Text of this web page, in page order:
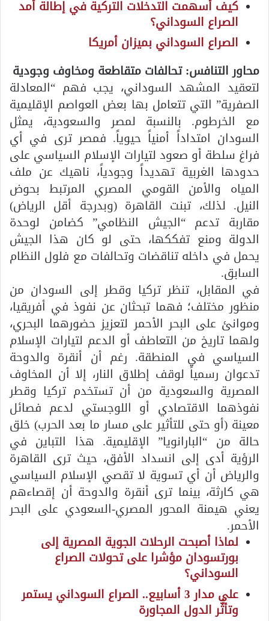
كيف أسهمت التدخلات التركية في إطالة أمد
الصراع السوداني؟
الصراع السوداني بميزان أمريكا
محاور التنافس: تحالفات متقاطعة ومخاوف وجودية
لتعقيد المشهد السوداني، يجب فهم “المعادلة
الصفرية” التي تتعامل بها بعض العواصم الإقليمية
مع الخرطوم. بالنسبة لمصر والسعودية، يمثل
السودان امتداداً أمنياً حيوياً. فمصر ترى في أي
فراغ سلطة أو صعود لتيارات الإسلام السياسي على
حدودها الغربية تهديداً وجودياً، ناهيك عن ملف
المياه والأمن القومي المصري المرتبط بحوض
النيل. لذلك، تبنت القاهرة (وبدرجة أقل الرياض)
مقاربة تدعم “الجيش النظامي” كضامن لوحدة
الدولة ومنع تفككها، حتى لو كان هذا الجيش
يحمل في داخله تناقضات وتحالفات مع فلول النظام
السابق.
في المقابل، تنظر تركيا وقطر إلى السودان من
منظور مختلف؛ فهما تبحثان عن نفوذ في أفريقيا،
وموانئ على البحر الأحمر لتعزيز حضورهما البحري،
ولهما تاريخ من التعاطف أو الدعم لتيارات الإسلام
السياسي في المنطقة. رغم أن أنقرة والدوحة
تدعوان رسمياً لوقف إطلاق النار، إلا أن المخاوف
المصرية والسعودية من أن تستخدم تركيا وقطر
نفوذهما الاقتصادي أو اللوجستي لدعم فصائل
معينة (أو حتى للتأثير على مسار ما بعد الحرب) خلق
حالة من “البارانويا” الإقليمية. هذا التباين في
الرؤية أدى إلى انسداد الأفق، حيث ترى القاهرة
والرياض أن أي تسوية لا تقصي الإسلام السياسي
هي كارثة، بينما ترى أنقرة والدوحة أن إقصاءهم
يعني هيمنة المحور المصري-السعودي على البحر
الأحمر.
لماذا أصبحت الرحلات الجوية المصرية إلى
بورتسودان مؤشرا على تحولات الصراع
السوداني؟
على مدار 3 أسابيع.. الصراع السوداني يستمر
وتأثُّر الدول المجاورة